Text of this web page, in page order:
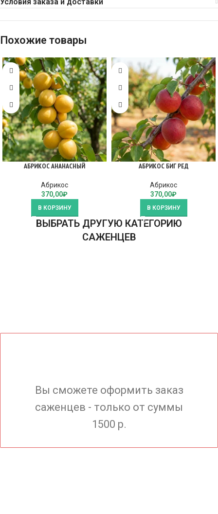
Похожие товары
АБРИКОС АНАНАСНЫЙ
Абрикос
370,00₽
В КОРЗИНУ
АБРИКОС БИГ РЕД
Абрикос
370,00₽
В КОРЗИНУ
ВЫБРАТЬ ДРУГУЮ КАТЕГОРИЮ
САЖЕНЦЕВ
Вы сможете оформить заказ
саженцев - только от суммы
1500 р.